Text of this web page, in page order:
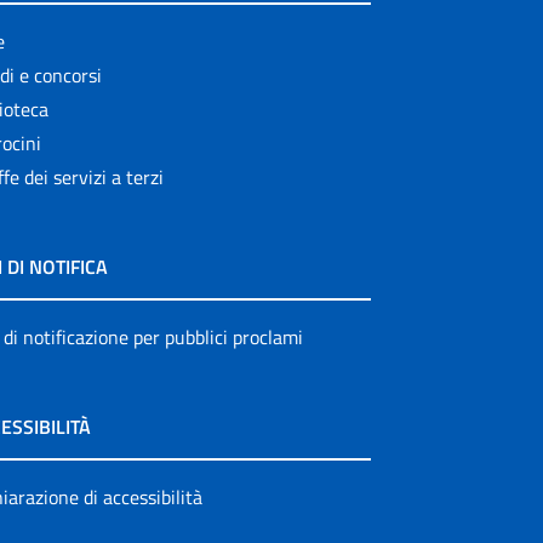
e concorsi
dei servizi a terzi
DI NOTIFICA
notificazione per pubblici proclami
di accessibilità